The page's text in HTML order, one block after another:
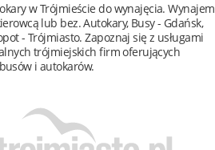
w Trójmieście do wynajęcia. Wynajem
lub bez. Autokary, Busy - Gdańsk,
- Trójmiasto. Zapoznaj się z usługami
trójmiejskich firm oferujących
i autokarów.